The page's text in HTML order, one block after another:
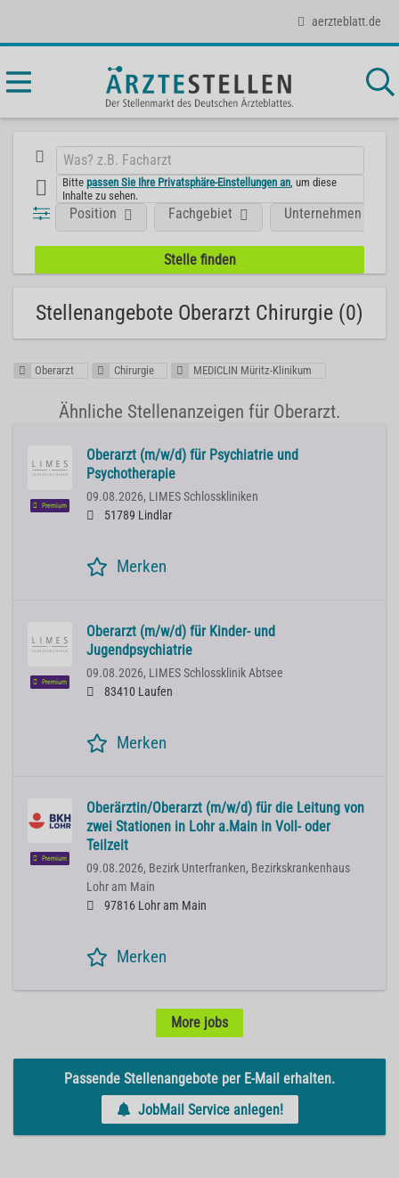
aerzteblatt.de
Bittepassen Sie Ihre Privatsphäre-Einstellungen an , um diese
Inhalte zu sehen.
Position Fachgebiet Unternehmen
Stellenangebote Oberarzt Chirurgie (0)
Oberarzt Chirurgie MEDICLIN Müritz-Klinikum
Ähnliche Stellenanzeigen für Oberarzt.
Premium
Oberarzt (m/w/d) für Psychiatrie und
Psychotherapie
09.08.2026, LIMES Schlosskliniken
51789 Lindlar
Merken
Premium
Oberarzt (m/w/d) für Kinder- und
Jugendpsychiatrie
09.08.2026, LIMES Schlossklinik Abtsee
83410 Laufen
Merken
Premium
Oberärztin/Oberarzt (m/w/d) für die Leitung von
zwei Stationen in Lohr a.Main in Voll- oder
Teilzeit
09.08.2026, Bezirk Unterfranken, Bezirkskrankenhaus
Lohr am Main
97816 Lohr am Main
Merken
More jobs
Passende Stellenangebote per E-Mail erhalten.
JobMail Service anlegen!